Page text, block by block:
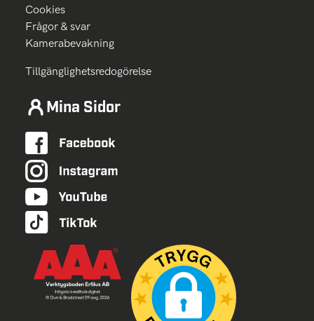
Cookies
Frågor & svar
Kamerabevakning
Tillgänglighetsredogörelse
Mina Sidor